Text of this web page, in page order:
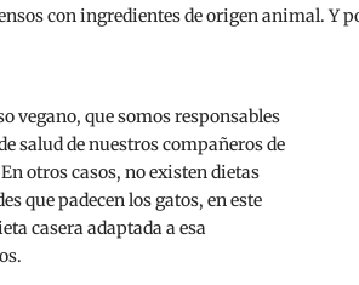
con ingredientes de origen animal. Y
vegano, que somos responsables
salud de nuestros compañeros de
otros casos, no existen dietas
que padecen los gatos, en este
casera adaptada a esa